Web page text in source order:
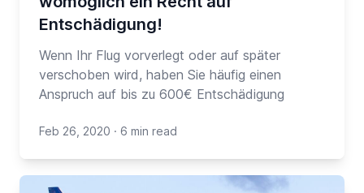
Entschädigung!
Wenn Ihr Flug vorverlegt oder auf später
verschoben wird, haben Sie häufig einen
Anspruch auf bis zu 600€ Entschädigung
Feb 26, 2020 · 6 min read